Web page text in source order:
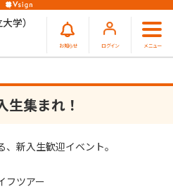
学）
お知らせ ログイン メニュー
生集まれ！
新入生歓迎イベント。
フツアー